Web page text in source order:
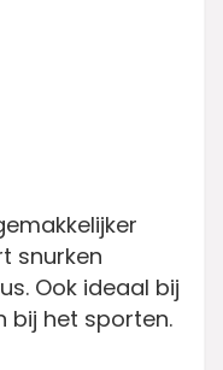
snurken
Ook ideaal bij
bij het sporten.